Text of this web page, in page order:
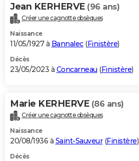
Jean KERHERVE (96 ans)
Créer une cagnotte obsèques
Naissance
11/05/1927 à Bannalec(Finistère)
Décès
23/05/2023 à Concarneau (Finistère)
Marie KERHERVE (86 ans)
Créer une cagnotte obsèques
Naissance
20/08/1936 à Saint-Sauveur(Finistère)
Décès